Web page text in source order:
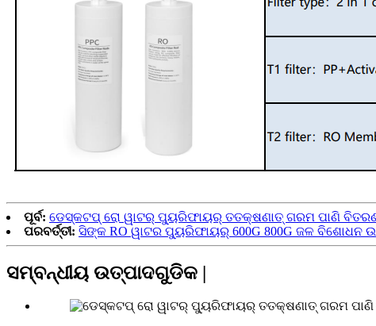
ପୂର୍ବ: ଡେସ୍କଟପ୍ ରୋ ୱାଟର୍ ପ୍ୟୁରିଫାୟର୍ ତତକ୍ଷଣାତ୍ ଗରମ ପାଣି
ପରବର୍ତ୍ତୀ: ସିଙ୍କ RO ୱାଟର ପ୍ୟୁରିଫାୟର୍ 600G 800G ଜଳ ବିଶୋଧନ
ସମ୍ବନ୍ଧୀୟ ଉତ୍ପାଦଗୁଡିକ |